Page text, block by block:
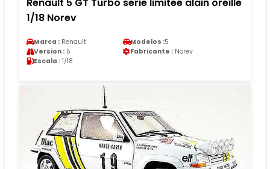
1/18 Norev
Marca : Renault Modelos :5
Version : 5 Fabricante : Norev
Escala : 1/18